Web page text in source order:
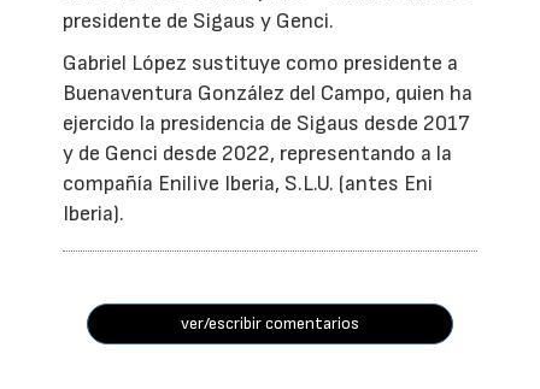
presidente de Sigaus y Genci.
Gabriel López sustituye como presidente a
Buenaventura González del Campo, quien ha
ejercido la presidencia de Sigaus desde 2017
y de Genci desde 2022, representando a la
compañía Enilive Iberia, S.L.U. (antes Eni
Iberia).
ver/escribir comentarios